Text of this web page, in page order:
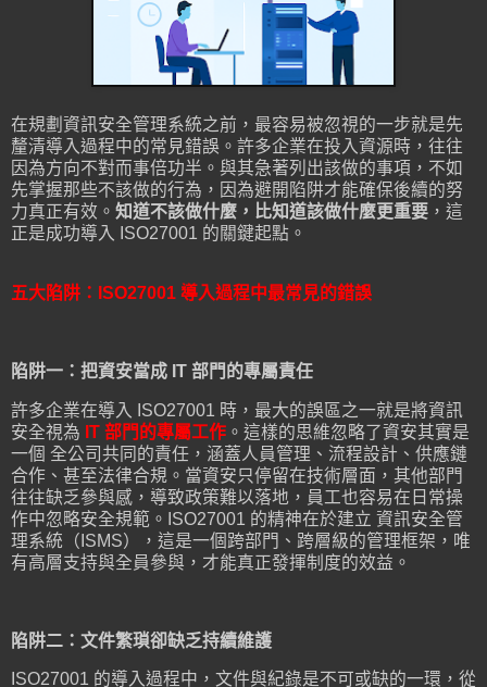
在規劃資訊安全管理系統之前，最容易被忽視的一步就是先
釐清導入過程中的常見錯誤。許多企業在投入資源時，往往
因為方向不對而事倍功半。與其急著列出該做的事項，不如
先掌握那些不該做的行為，因為避開陷阱才能確保後續的努
力真正有效。 知道不該做什麼，比知道該做什麼更重要 ，這
正是成功導入 ISO27001 的關鍵起點。
五大陷阱：ISO27001 導入過程中最常見的錯誤
陷阱一：把資安當成 IT 部門的專屬責任
許多企業在導入 ISO27001 時，最大的誤區之一就是將資訊
安全視為 IT 部門的專屬工作 。這樣的思維忽略了資安其實是
一個 全公司共同的責任，涵蓋人員管理、流程設計、供應鏈
合作、甚至法律合規。當資安只停留在技術層面，其他部門
往往缺乏參與感，導致政策難以落地，員工也容易在日常操
作中忽略安全規範。ISO27001 的精神在於建立 資訊安全管
理系統（ISMS），這是一個跨部門、跨層級的管理框架，唯
有高層支持與全員參與，才能真正發揮制度的效益。
陷阱二：文件繁瑣卻缺乏持續維護
ISO27001 的導入過程中，文件與紀錄是不可或缺的一環，從